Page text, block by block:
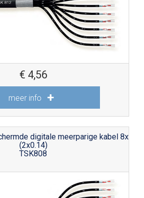
€ 4,56
meer info
digitale meerparige kabel 8x
(2x0.14)
TSK808